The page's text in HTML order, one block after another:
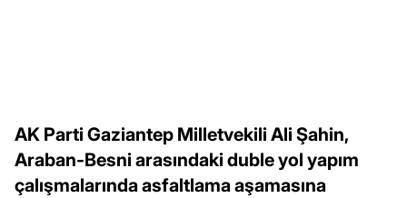
AK Parti Gaziantep Milletvekili Ali Şahin,
Araban-Besni arasındaki duble yol yapım
çalışmalarında asfaltlama aşamasına